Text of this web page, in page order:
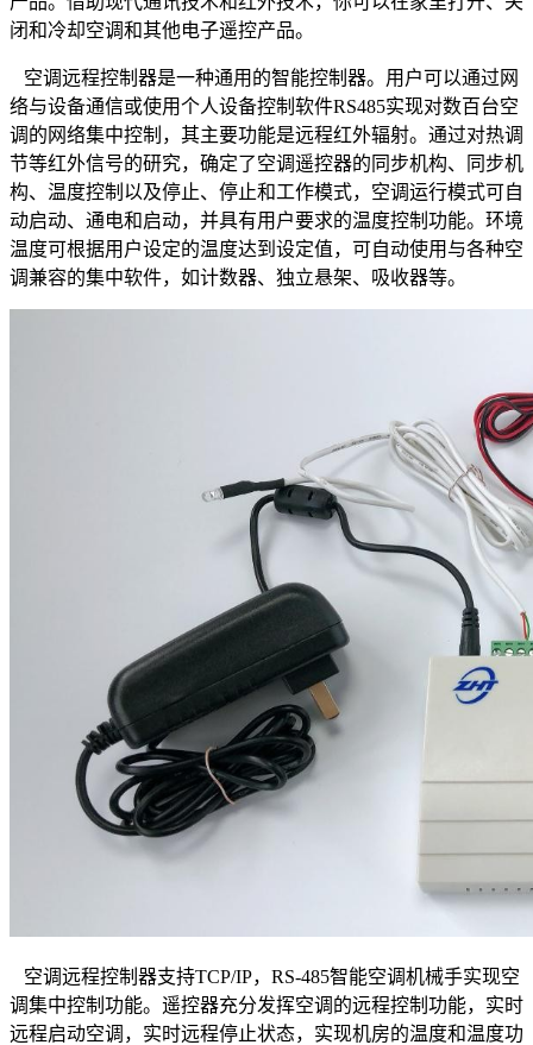
闭和冷却空调和其他电子遥控产品。
空调远程控制器是一种通用的智能控制器。用户可以通过网
络与设备通信或使用个人设备控制软件RS485实现对数百台空
调的网络集中控制，其主要功能是远程红外辐射。通过对热调
节等红外信号的研究，确定了空调遥控器的同步机构、同步机
构、温度控制以及停止、停止和工作模式，空调运行模式可自
动启动、通电和启动，并具有用户要求的温度控制功能。环境
温度可根据用户设定的温度达到设定值，可自动使用与各种空
调兼容的集中软件，如计数器、独立悬架、吸收器等。
空调远程控制器支持TCP/IP，RS-485智能空调机械手实现空
调集中控制功能。遥控器充分发挥空调的远程控制功能，实时
远程启动空调，实时远程停止状态，实现机房的温度和温度功